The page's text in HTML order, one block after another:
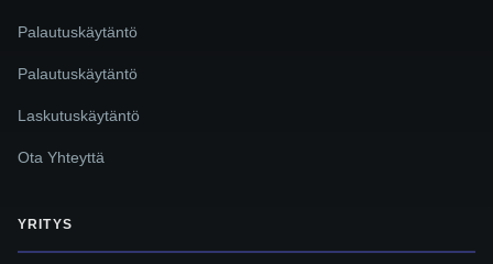
Palautuskäytäntö
Palautuskäytäntö
Laskutuskäytäntö
Ota Yhteyttä
YRITYS